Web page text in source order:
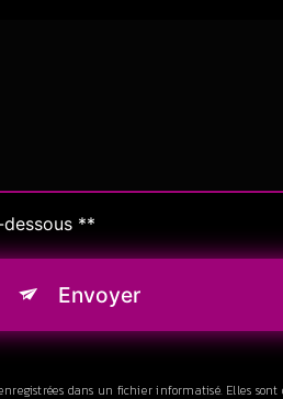
**
Envoyer
dans un fichier informatisé. Elles